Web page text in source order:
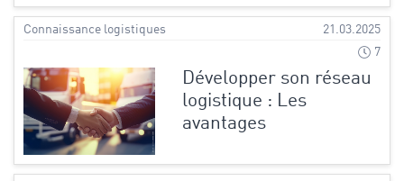
Connaissance logistiques
21.03.2025
7
Développer son réseau
logistique : Les
avantages